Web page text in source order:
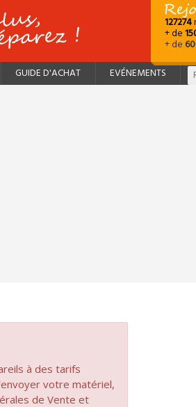
127274
+ de
+ de
GUIDE D'ACHAT EVÉNEMENTS
à des tarifs
votre matériel,
de Vente et